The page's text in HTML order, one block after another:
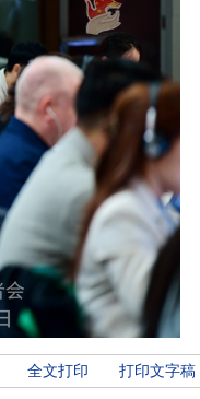
全文打印 打印文字稿